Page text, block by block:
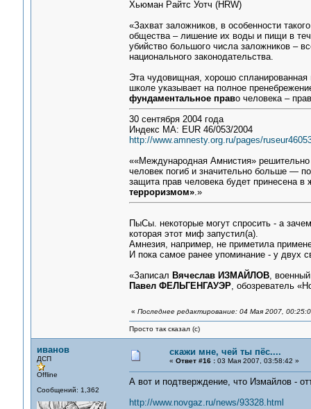
Хьюман Райтс Уотч (HRW)
«Захват заложников, в особенности
общества – лишение их воды и пищи в
убийство большого числа заложников –
национального законодательства.
Эта чудовищная, хорошо спланированная
школе указывает на полное
фундаментальное право человека –
30 сентября 2004 года
Индекс МА: EUR 46/053/2004
http://www.amnesty.org.ru/pages/
««Международная Амнистия» решительно
человек погиб и значительно больше —
защита прав человека будет принесена
терроризмом».»
ПыСы. некоторые могут спросить - а
которая этот миф запустил(а).
Амнезия, например, не приметила
И пока самое ранее упоминание - у двух
«Записал Вячеслав ИЗМАЙЛОВ,
Павел ФЕЛЬГЕНГАУЭР, обозреватель
« Последнее редактирование: 04 Мая 2007,
Просто так сказал (с)
иванов
ДСП
Offline
Сообщений: 1,362
скажи мне, чей ты пёс....
« Ответ #16 :03 Мая 2007, 03:58:42 »
А вот и подтверждение, что Измайлов -
http://www.novgaz.ru/news/93328.html